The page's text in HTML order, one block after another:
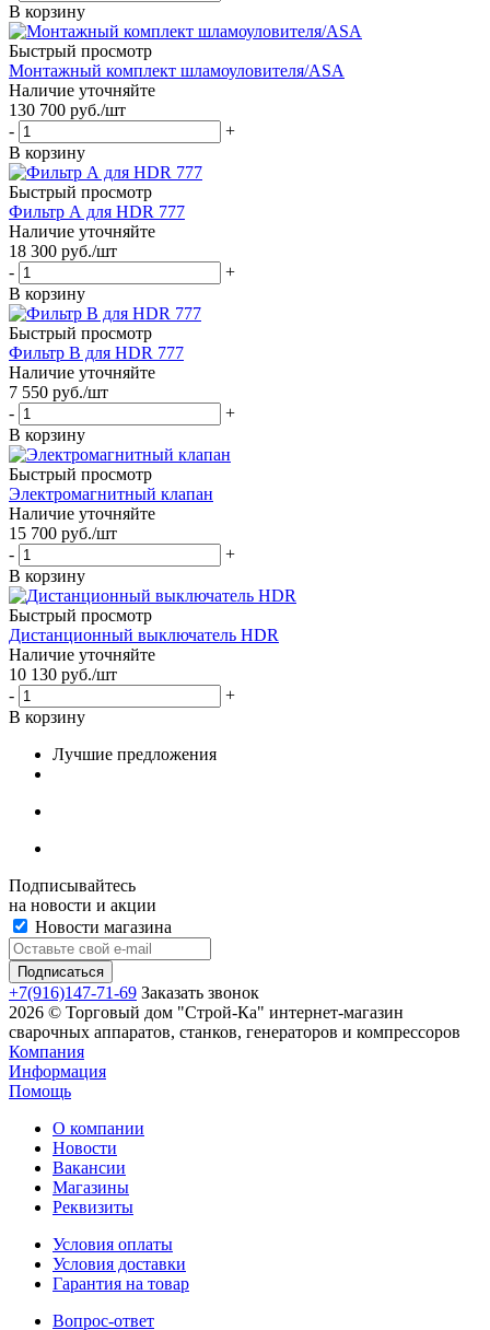
В корзину
Быстрый просмотр
Монтажный комплект шламоуловителя/ASA
Наличие уточняйте
130 700 руб./шт
-
+
В корзину
Быстрый просмотр
Фильтр А для HDR 777
Наличие уточняйте
18 300 руб./шт
-
+
В корзину
Быстрый просмотр
Фильтр B для HDR 777
Наличие уточняйте
7 550 руб./шт
-
+
В корзину
Быстрый просмотр
Электромагнитный клапан
Наличие уточняйте
15 700 руб./шт
-
+
В корзину
Быстрый просмотр
Дистанционный выключатель HDR
Наличие уточняйте
10 130 руб./шт
-
+
В корзину
Лучшие предложения
Подписывайтесь
на новости и акции
Новости магазина
+7(916)147-71-69 Заказать звонок
2026 © Торговый дом "Строй-Ка" интернет-магазин
сварочных аппаратов, станков, генераторов и компрессоров
Компания
Информация
Помощь
О компании
Новости
Вакансии
Магазины
Реквизиты
Условия оплаты
Условия доставки
Гарантия на товар
Вопрос-ответ